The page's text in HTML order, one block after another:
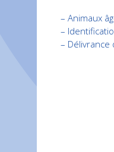
– Animaux
–
– Délivrance